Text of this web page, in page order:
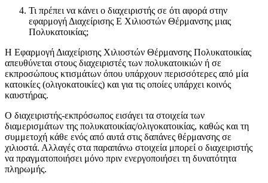
Τι πρέπει να κάνει ο διαχειριστής σε ότι αφορά στην
εφαρμογή Διαχείρισης Ε Χιλιοστών Θέρμανσης μιας
Πολυκατοικίας;
Η Εφαρμογή Διαχείρισης Χιλιοστών Θέρμανσης Πολυκατοικίας
απευθύνεται στους διαχειριστές των πολυκατοικιών ή σε
εκπροσώπους κτισμάτων όπου υπάρχουν περισσότερες από μία
κατοικίες (ολιγοκατοικίες) και για τις οποίες υπάρχει κοινός
καυστήρας.
Ο διαχειριστής-εκπρόσωπος εισάγει τα στοιχεία των
διαμερισμάτων της πολυκατοικίας/ολιγοκατοικίας, καθώς και τη
συμμετοχή κάθε ενός από αυτά στις δαπάνες θέρμανσης σε
χιλιοστά. Αλλαγές στα παραπάνω στοιχεία μπορεί ο διαχειριστής
να πραγματοποιήσει μόνο πριν ενεργοποιήσει τη δυνατότητα
πληρωμής.